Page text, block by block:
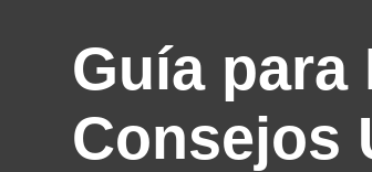
Guía para
Consejos